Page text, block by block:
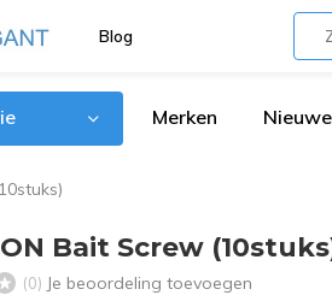
Blog
Merken
Bait Screw
(0) Je beoordeling toevoegen